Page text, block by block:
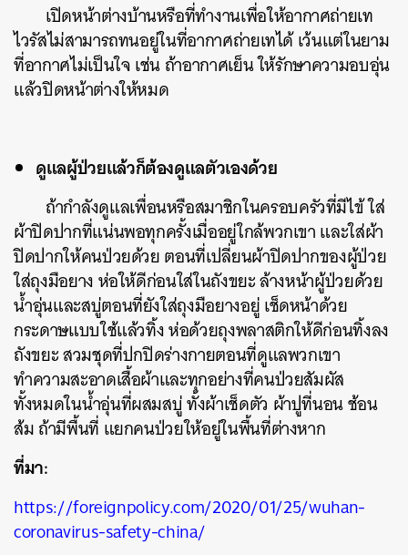
เปิดหน้าต่างบ้านหรือที่ทำงานเพื่อให้อากาศถ่ายเท
ไวรัสไม่สามารถทนอยู่ในที่อากาศถ่ายเทได้ เว้นแต่ในยาม
ที่อากาศไม่เป็นใจ เช่น ถ้าอากาศเย็น ให้รักษาความอบอุ่น
แล้วปิดหน้าต่างให้หมด
ดูแลผู้ป่วยแล้วก็ต้องดูแลตัวเองด้วย
ถ้ากำลังดูแลเพื่อนหรือสมาชิกในครอบครัวที่มีไข้ ใส่
ผ้าปิดปากที่แน่นพอทุกครั้งเมื่ออยู่ใกล้พวกเขา และใส่ผ้า
ปิดปากให้คนป่วยด้วย ตอนที่เปลี่ยนผ้าปิดปากของผู้ป่วย
ใส่ถุงมือยาง ห่อให้ดีก่อนใส่ในถังขยะ ล้างหน้าผู้ป่วยด้วย
น้ำอุ่นและสบู่ตอนที่ยังใส่ถุงมือยางอยู่ เช็ดหน้าด้วย
กระดาษแบบใช้แล้วทิ้ง ห่อด้วยถุงพลาสติกให้ดีก่อนทิ้งลง
ถังขยะ สวมชุดที่ปกปิดร่างกายตอนที่ดูแลพวกเขา
ทำความสะอาดเสื้อผ้าและทุกอย่างที่คนป่วยสัมผัส
ทั้งหมดในน้ำอุ่นที่ผสมสบู่ ทั้งผ้าเช็ดตัว ผ้าปูที่นอน ช้อน
ส้ม ถ้ามีพื้นที่ แยกคนป่วยให้อยู่ในพื้นที่ต่างหาก
ที่มา:
https://foreignpolicy.com/2020/01/25/wuhan-
coronavirus-safety-china/